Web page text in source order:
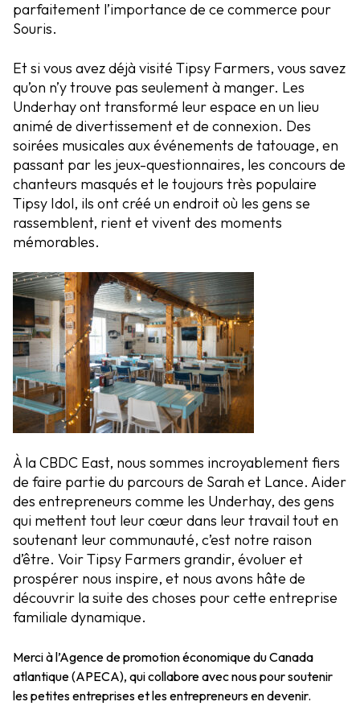
parfaitement l’importance de ce commerce pour
Souris.
Et si vous avez déjà visité Tipsy Farmers, vous savez
qu’on n’y trouve pas seulement à manger. Les
Underhay ont transformé leur espace en un lieu
animé de divertissement et de connexion. Des
soirées musicales aux événements de tatouage, en
passant par les jeux-questionnaires, les concours de
chanteurs masqués et le toujours très populaire
Tipsy Idol, ils ont créé un endroit où les gens se
rassemblent, rient et vivent des moments
mémorables.
À la CBDC East, nous sommes incroyablement fiers
de faire partie du parcours de Sarah et Lance. Aider
des entrepreneurs comme les Underhay, des gens
qui mettent tout leur cœur dans leur travail tout en
soutenant leur communauté, c’est notre raison
d’être. Voir Tipsy Farmers grandir, évoluer et
prospérer nous inspire, et nous avons hâte de
découvrir la suite des choses pour cette entreprise
familiale dynamique.
Merci à l’Agence de promotion économique du Canada
atlantique (APECA), qui collabore avec nous pour soutenir
les petites entreprises et les entrepreneurs en devenir.